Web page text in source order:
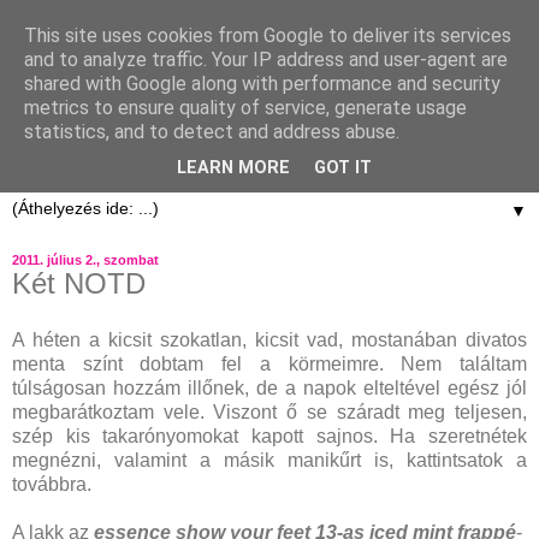
▼
2011. július 2., szombat
Két NOTD
A héten a kicsit szokatlan, kicsit vad, mostanában divatos
menta színt dobtam fel a körmeimre. Nem találtam
túlságosan hozzám illőnek, de a napok elteltével egész jól
megbarátkoztam vele. Viszont ő se száradt meg teljesen,
szép kis takarónyomokat kapott sajnos. Ha szeretnétek
megnézni, valamint a másik manikűrt is, kattintsatok a
továbbra.
A lakk az essence show your feet 13-as iced mint frappé-
This site uses cookies from Google to deliver its services
and to analyze traffic. Your IP address and user-agent are
shared with Google along with performance and security
metrics to ensure quality of service, generate usage
statistics, and to detect and address abuse.
LEARN MORE GOT IT